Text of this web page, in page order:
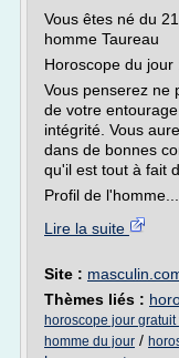
Vous êtes né du
homme Taureau
Horoscope du
Vous penserez ne
de votre
intégrité. Vous
dans de bonnes
qu'il est tout à fait
Profil de l'homme...
Lire la suite
Site :
Thèmes liés :
horoscope jour
homme du jour /